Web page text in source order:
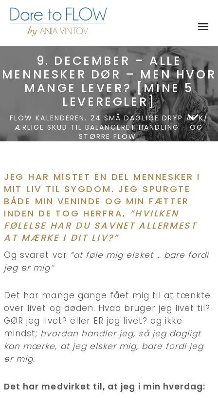
9. DECEMBER – ALLE
MENNESKER DØR – MEN HVOR
MANGE LEVER? [MINE 5
LEVEREGLER]
FLOW KALENDEREN. 24 SMÅ DAGLIGE DRYP AF K/
ÆRLIGE SKUB TIL BALANCERET HANDLING - OG
STØRRE FLOW.
JEG HAR MISTET EN DEL MENNESKER I
MIT LIV TIL SYGDOM. JEG SPURGTE
BÅDE MIN VENINDE OG MIN FÆTTER
INDEN DE TOG HERFRA, “HVILKEN
FØLELSE HAR DU SAVNET ALLERMEST
AT MÆRKE I DIT LIV?”
Og svaret var “at føle mig elsket … bare fordi
jeg er mig”
Det har mange gange fået mig til at tænkte
over livet og døden. Hvad bruger jeg livet til?
GØR jeg livet? eller ER jeg livet? og ikke
mindst; hvordan handler jeg, så jeg dagligt
kan mærke, at jeg elsker mig, bare fordi jeg
er mig.
Det har medvirket til, at jeg i min hverdag: